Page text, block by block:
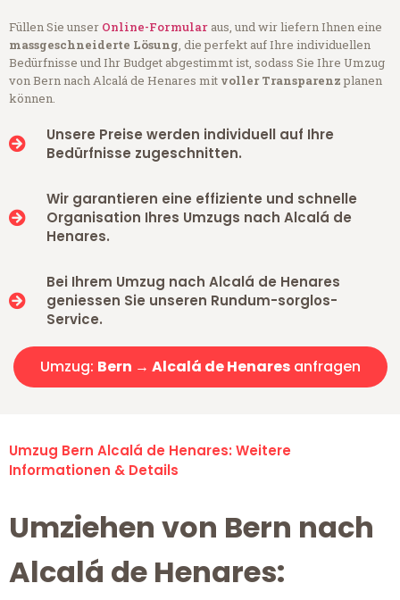
Füllen Sie unser Online-Formular aus, und wir liefern Ihnen eine
massgeschneiderte Lösung, die perfekt auf Ihre individuellen
Bedürfnisse und Ihr Budget abgestimmt ist, sodass Sie Ihre Umzug
von Bern nach Alcalá de Henares mit voller Transparenzplanen
können.
Unsere Preise werden individuell auf Ihre
Bedürfnisse zugeschnitten.
Wir garantieren eine effiziente und schnelle
Organisation Ihres Umzugs nach Alcalá de
Henares.
Bei Ihrem Umzug nach Alcalá de Henares
geniessen Sie unseren Rundum-sorglos-
Service.
Umzug: Bern → Alcalá de Henaresanfragen
Umzug Bern Alcalá de Henares: Weitere
Informationen & Details
Umziehen von Bern nach
Alcalá de Henares: